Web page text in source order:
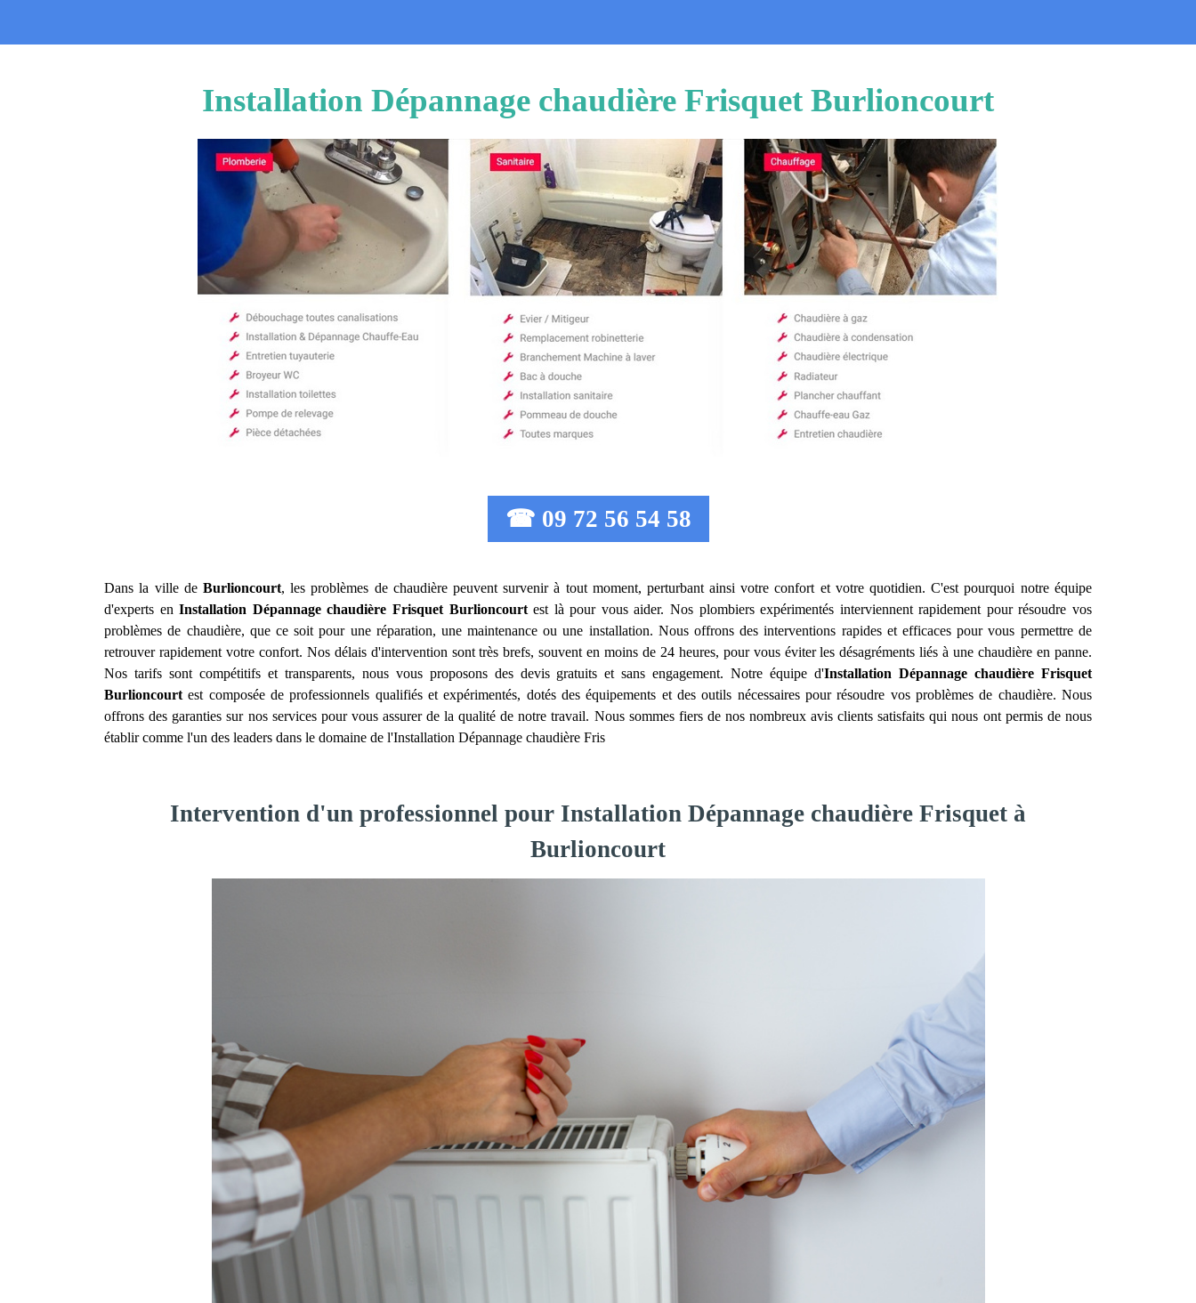
Installation Dépannage chaudière Frisquet Burlioncourt
☎ 09 72 56 54 58
Dans la ville de Burlioncourt, les problèmes de chaudière peuvent survenir à tout moment, perturbant ainsi votre confort et votre quotidien. C'est pourquoi notre équipe
d'experts enInstallation Dépannage chaudière Frisquet Burlioncourtest là pour vous aider. Nos plombiers expérimentés interviennent rapidement pour résoudre vos
problèmes de chaudière, que ce soit pour une réparation, une maintenance ou une installation. Nous offrons des interventions rapides et efficaces pour vous permettre de
retrouver rapidement votre confort. Nos délais d'intervention sont très brefs, souvent en moins de 24 heures, pour vous éviter les désagréments liés à une chaudière en panne.
Nos tarifs sont compétitifs et transparents, nous vous proposons des devis gratuits et sans engagement. Notre équipe d'Installation Dépannage chaudière Frisquet
Burlioncourt est composée de professionnels qualifiés et expérimentés, dotés des équipements et des outils nécessaires pour résoudre vos problèmes de chaudière. Nous
offrons des garanties sur nos services pour vous assurer de la qualité de notre travail. Nous sommes fiers de nos nombreux avis clients satisfaits qui nous ont permis de nous
établir comme l'un des leaders dans le domaine de l'Installation Dépannage chaudière Fris
Intervention d'un professionnel pour Installation Dépannage chaudière Frisquet à
Burlioncourt